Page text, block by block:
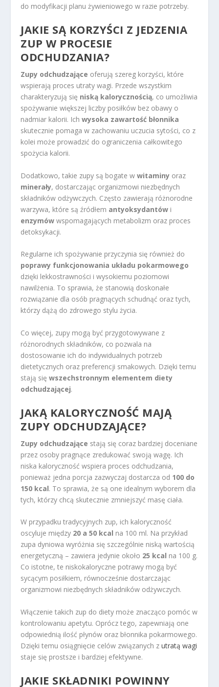
do modyfikacji planu żywieniowego w razie potrzeby.
JAKIE SĄ KORZYŚCI Z JEDZENIA
ZUP W PROCESIE
ODCHUDZANIA?
Zupy odchudzające oferują szereg korzyści, które
wspierają proces utraty wagi. Przede wszystkim
charakteryzują się niską kalorycznością, co umożliwia
spożywanie większej liczby posiłków bez obawy o
nadmiar kalorii. Ichwysoka zawartość błonnika
skutecznie pomaga w zachowaniu uczucia sytości, co z
kolei może prowadzić do ograniczenia całkowitego
spożycia kalorii.
Dodatkowo, takie zupy są bogate wwitaminy oraz
minerały, dostarczając organizmowi niezbędnych
składników odżywczych. Często zawierają różnorodne
warzywa, które są źródłem antyoksydantów i
enzymów wspomagających metabolizm oraz proces
detoksykacji.
Regularne ich spożywanie przyczynia się również do
poprawy funkcjonowania układu pokarmowego
dzięki lekkostrawności i wysokiemu poziomowi
nawilżenia. To sprawia, że stanowią doskonałe
rozwiązanie dla osób pragnących schudnąć oraz tych,
którzy dążą do zdrowego stylu życia.
Co więcej, zupy mogą być przygotowywane z
różnorodnych składników, co pozwala na
dostosowanie ich do indywidualnych potrzeb
dietetycznych oraz preferencji smakowych. Dzięki temu
stają sięwszechstronnym elementem diety
odchudzającej.
JAKĄ KALORYCZNOŚĆ MAJĄ
ZUPY ODCHUDZAJĄCE?
Zupy odchudzające stają się coraz bardziej doceniane
przez osoby pragnące zredukować swoją wagę. Ich
niska kaloryczność wspiera proces odchudzania,
ponieważ jedna porcja zazwyczaj dostarcza od 100 do
150 kcal. To sprawia, że są one idealnym wyborem dla
tych, którzy chcą skutecznie zmniejszyć masę ciała.
W przypadku tradycyjnych zup, ich kaloryczność
oscyluje między 20 a 50 kcal na 100 ml. Na przykład
zupa dyniowa wyróżnia się szczególnie niską wartością
energetyczną – zawiera jedynie około 25 kcal na 100 g.
Co istotne, te niskokaloryczne potrawy mogą być
sycącym posiłkiem, równocześnie dostarczając
organizmowi niezbędnych składników odżywczych.
Włączenie takich zup do diety może znacząco pomóc w
kontrolowaniu apetytu. Oprócz tego, zapewniają one
odpowiednią ilość płynów oraz błonnika pokarmowego.
Dzięki temu osiągnięcie celów związanych zutratą wagi
staje się prostsze i bardziej efektywne.
JAKIE SKŁADNIKI POWINNY